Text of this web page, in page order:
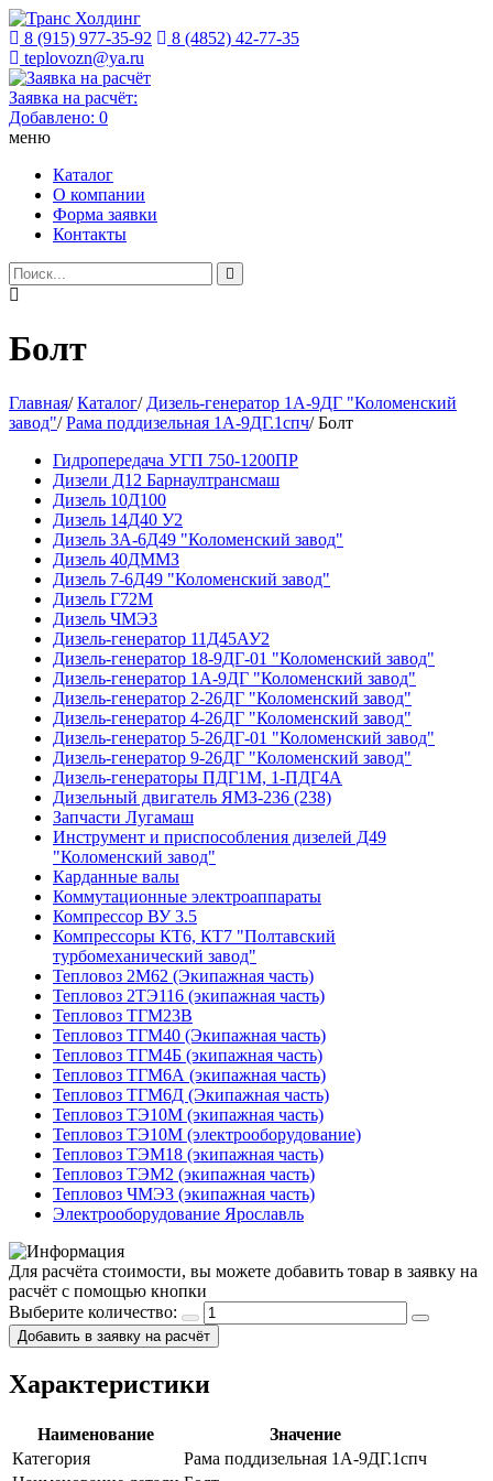
8 (915) 977-35-92
8 (4852) 42-77-35
teplovozn@ya.ru
Заявка на расчёт:
Добавлено: 0
меню
Каталог
О компании
Форма заявки
Контакты
Болт
Главная/ Каталог/ Дизель-генератор 1А-9ДГ "Коломенский
завод"/ Рама поддизельная 1А-9ДГ.1спч/ Болт
Гидропередача УГП 750-1200ПР
Дизели Д12 Барнаултрансмаш
Дизель 10Д100
Дизель 14Д40 У2
Дизель 3А-6Д49 "Коломенский завод"
Дизель 40ДММЗ
Дизель 7-6Д49 "Коломенский завод"
Дизель Г72М
Дизель ЧМЭ3
Дизель-генератор 11Д45АУ2
Дизель-генератор 18-9ДГ-01 "Коломенский завод"
Дизель-генератор 1А-9ДГ "Коломенский завод"
Дизель-генератор 2-26ДГ "Коломенский завод"
Дизель-генератор 4-26ДГ "Коломенский завод"
Дизель-генератор 5-26ДГ-01 "Коломенский завод"
Дизель-генератор 9-26ДГ "Коломенский завод"
Дизель-генераторы ПДГ1М, 1-ПДГ4А
Дизельный двигатель ЯМЗ-236 (238)
Запчасти Лугамаш
Инструмент и приспособления дизелей Д49
"Коломенский завод"
Карданные валы
Коммутационные электроаппараты
Компрессор ВУ 3.5
Компрессоры КТ6, КТ7 "Полтавский
турбомеханический завод"
Тепловоз 2М62 (Экипажная часть)
Тепловоз 2ТЭ116 (экипажная часть)
Тепловоз ТГМ23В
Тепловоз ТГМ40 (Экипажная часть)
Тепловоз ТГМ4Б (экипажная часть)
Тепловоз ТГМ6А (экипажная часть)
Тепловоз ТГМ6Д (Экипажная часть)
Тепловоз ТЭ10М (экипажная часть)
Тепловоз ТЭ10М (электрооборудование)
Тепловоз ТЭМ18 (экипажная часть)
Тепловоз ТЭМ2 (экипажная часть)
Тепловоз ЧМЭ3 (экипажная часть)
Электрооборудование Ярославль
Для расчёта стоимости, вы можете добавить товар в заявку на
расчёт с помощью кнопки
Выберите количество:
Добавить в заявку на расчёт
Характеристики
Наименование
Значение
Категория
Рама поддизельная 1А-9ДГ.1спч